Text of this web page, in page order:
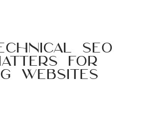
SEO
for
Websites